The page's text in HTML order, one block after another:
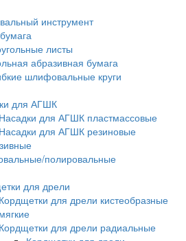
инструмент
листы
абразивная бумага
шлифовальные круги
для АГШК
Насадки для АГШК пластмассовые
Насадки для АГШК резиновые
полировальные
для дрели
Кордщетки для дрели кистеобразные
мягкие
Кордщетки для дрели радиальные